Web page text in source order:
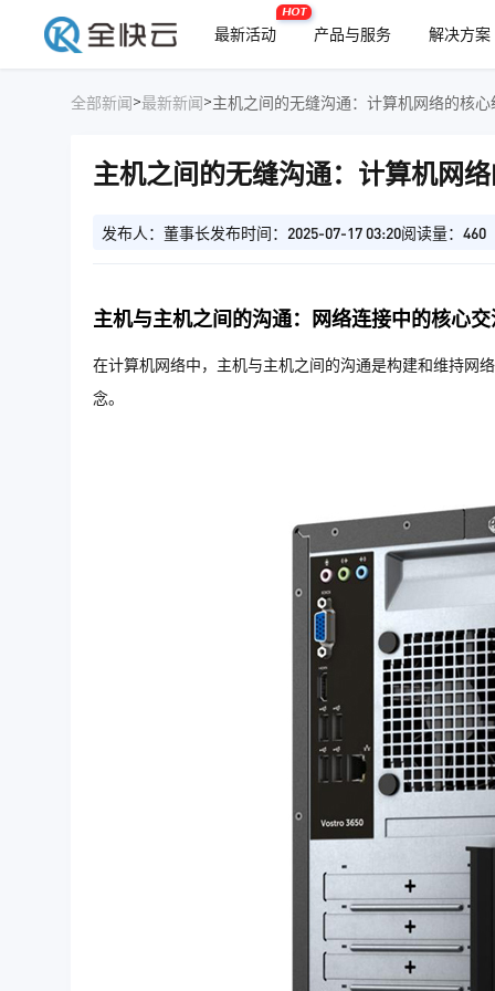
最新活动
HOT
产品与服务 解决方案
全部新闻>最新新闻>主机之间的无缝沟通：计算机网络的核
主机之间的无缝沟通：计算机网
发布人：董事长发布时间：2025-07-17 03:20阅读量：460
主机与主机之间的沟通：网络连接中的核心交
在计算机网络中，主机与主机之间的沟通是构建和维持网
念。